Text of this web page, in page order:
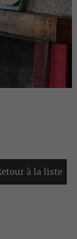
à la liste